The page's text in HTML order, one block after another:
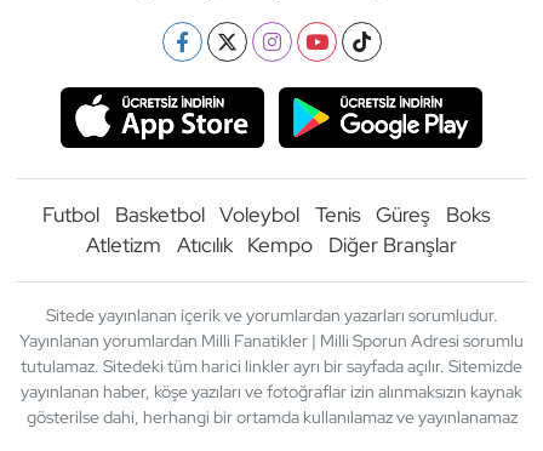
Futbol Basketbol Voleybol Tenis Güreş
Boks
Atletizm
Atıcılık Kempo Diğer Branşlar
Sitede yayınlanan içerik ve yorumlardan yazarları sorumludur.
Yayınlanan yorumlardan Milli Fanatikler | Milli Sporun Adresi sorumlu
tutulamaz. Sitedeki tüm harici linkler ayrı bir sayfada açılır. Sitemizde
yayınlanan haber, köşe yazıları ve fotoğraflar izin alınmaksızın kaynak
gösterilse dahi, herhangi bir ortamda kullanılamaz ve yayınlanamaz